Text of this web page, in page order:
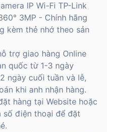
IP Wi-Fi TP-Link
3MP - Chính hãng
kèm thẻ nhớ theo sản
trợ giao hàng Online
quốc từ 1-3 ngày
ngày cuối tuần và lễ,
khi anh nhận hàng.
hàng tại Website hoặc
số điện thoại để đặt